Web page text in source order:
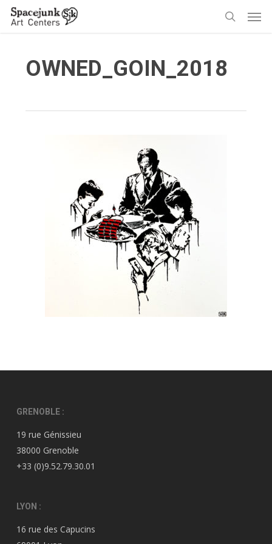
Skip
OWNED_GOIN_2018
GRENOBLE :
19 rue Génissieu
38000 Grenoble
+33 (0)9.52.79.30.01
LYON :
16 rue des Capucins